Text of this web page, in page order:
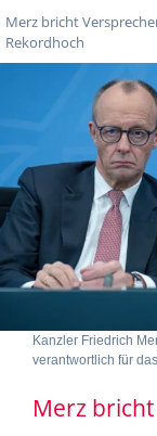
Merz bricht
Rekordhoch
Kanzler Friedrich
verantwortlich für
Merz